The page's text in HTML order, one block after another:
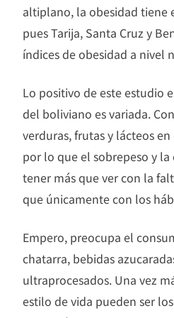
altiplano, la obesidad tiene
pues Tarija, Santa Cruz y
índices de obesidad a nivel
​Lo positivo de este estudio
del boliviano es variada.
verduras, frutas y lácteos
por lo que el sobrepeso y
tener más que ver con la
que únicamente con los
Empero, preocupa el
chatarra, bebidas
ultraprocesados. Una vez
estilo de vida pueden ser